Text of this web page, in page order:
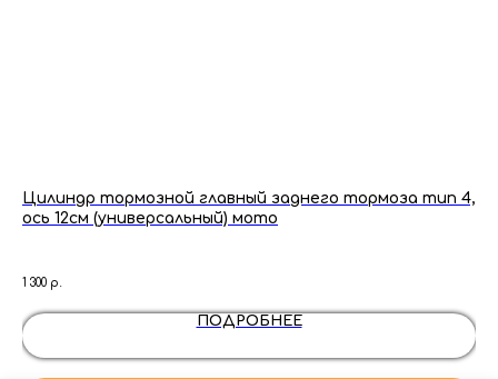
Цилиндр тормозной главный заднего тормоза тип 4,
ось 12см (универсальный) мото
1 300 р.
ПОДРОБНЕЕ